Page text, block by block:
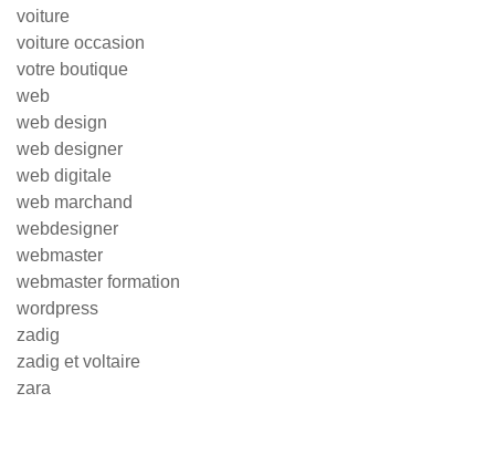
voiture
voiture occasion
votre boutique
web
web design
web designer
web digitale
web marchand
webdesigner
webmaster
webmaster formation
wordpress
zadig
zadig et voltaire
zara